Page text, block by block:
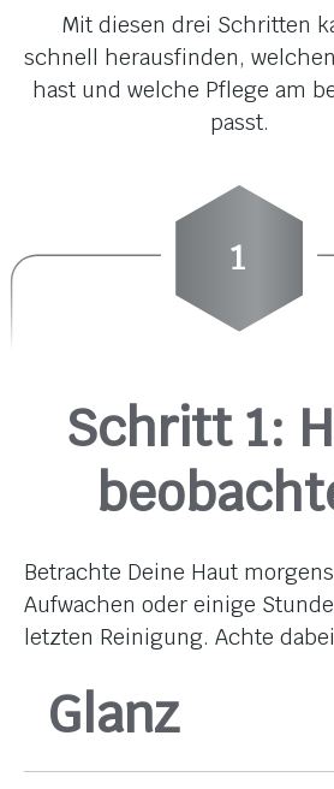
Mit diesen drei Schritten
schnell herausfinden,
hast und welche Pflege am
passt.
Schritt 1:
Betrachte Deine Haut
Aufwachen oder einige
letzten Reinigung. Achte
Glanz